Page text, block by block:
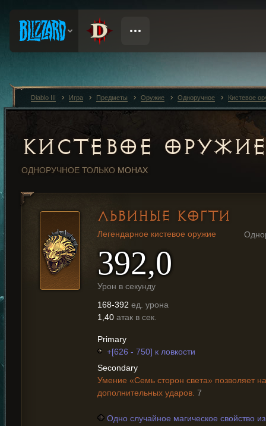
КИСТЕВОЕ
ОДНОРУЧНОЕ ТОЛЬКО МОНАХ
ЛЬВИНЫЕ КОГТИ
Легендарное кистевое оружие
392,0
Урон в секунду
168-392 ед. урона
1,40 атак в сек.
Primary
+[626 - 750] к ловкости
Secondary
Умение «Семь сторон света» позволяет
дополнительных ударов. 7
Одно случайное магическое свойство
Diablo III Игра Предметы Оружие Одноручное Кистевое